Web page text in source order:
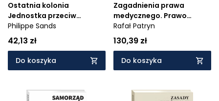
Ostatnia kolonia
Jednostka przeciw
imperium
Philippe Sands
42,13 zł
Do koszyka
Zagadnienia prawa
medycznego. Prawo
medyczne dla studentów
kierunków medycznych i
osób wykonujących
zawody medyczne
Rafał Patryn
130,39 zł
Do koszyka